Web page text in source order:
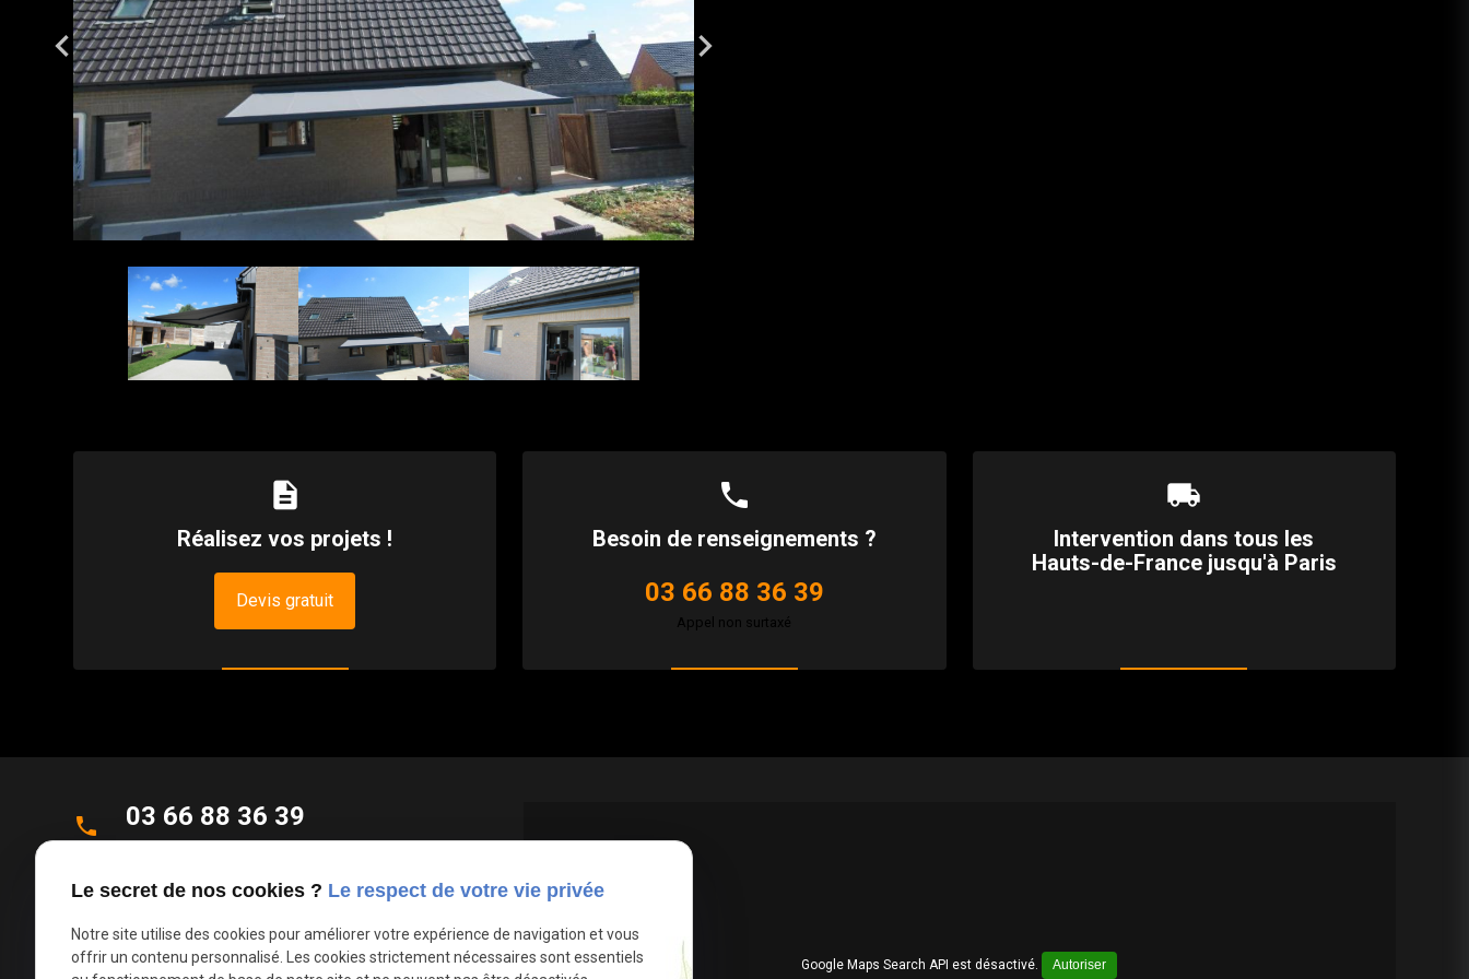
description
Réalisez vos projets !
Devis gratuit
phone
Besoin de renseignements ?
03 66 88 36 39
Appel non surtaxé
local_shipping
Intervention dans tous les
Hauts-de-France jusqu'à Paris
phone 03 66 88 36 39
Appel non surtaxé
place
Allée des Roseaux
59270 Bailleul
Google Maps Search API est désactivé. Autoriser
Le secret de nos cookies ? Le respect de votre vie privée
Notre site utilise des cookies pour améliorer votre expérience de navigation et vous
offrir un contenu personnalisé. Les cookies strictement nécessaires sont essentiels